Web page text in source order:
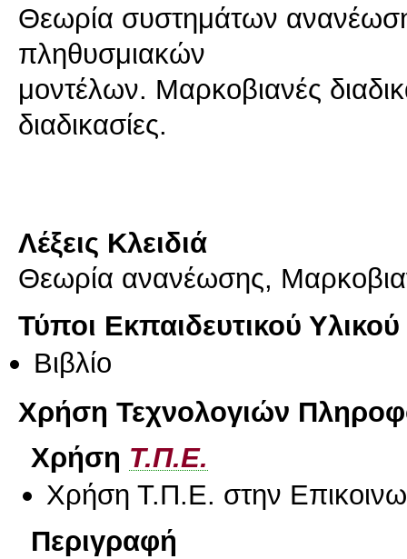
Θεωρία συστημάτων
πληθυσμιακών
μοντέλων. Μαρκοβιανές
διαδικασίες.
Λέξεις Κλειδιά
Θεωρία ανανέωσης,
Τύποι Εκπαιδευτικού Υλικού
Βιβλίο
Χρήση Τεχνολογιών
Χρήση Τ.Π.Ε.
Χρήση Τ.Π.Ε. στην
Περιγραφή